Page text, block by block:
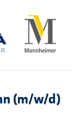
(m/w/d)